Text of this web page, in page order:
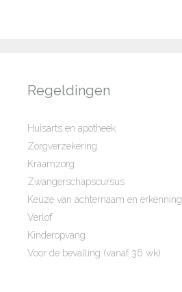
Regeldingen
Huisarts en apotheek
Zorgverzekering
Kraamzorg
Zwangerschapscursus
Keuze van achternaam en erkenning
Verlof
Kinderopvang
Voor de bevalling (vanaf 36 wk)